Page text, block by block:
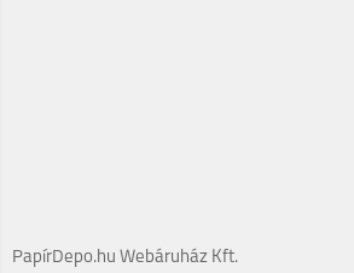
PapírDepo.hu Webáruház Kft.